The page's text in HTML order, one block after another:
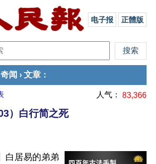
电子报 正體版
奇闻 › 文章 ：
人气： 83,366
）白行简之死
白居易的弟弟